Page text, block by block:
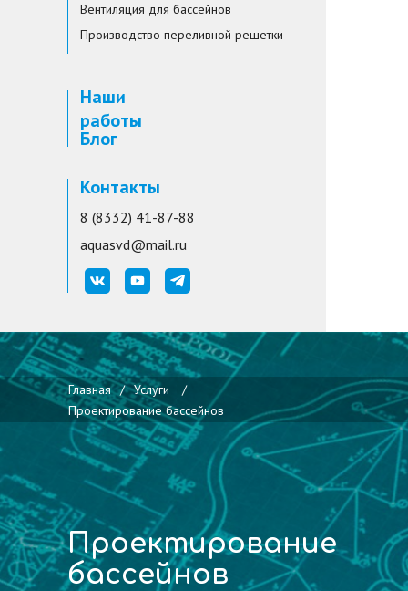
Вентиляция для бассейнов
Производство переливной решетки
Наши
работы
Блог
Контакты
8 (8332) 41-87-88
aquasvd@mail.ru
Главная Услуги
/
/
Проектирование бассейнов
Проектирование
бассейнов